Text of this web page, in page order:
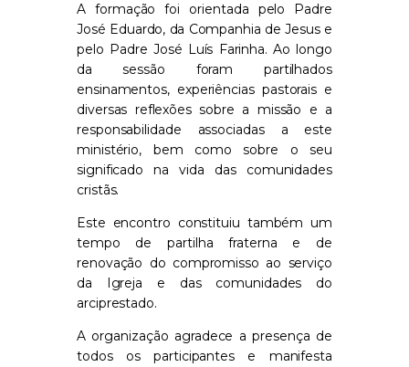
A formação foi orientada pelo Padre
José Eduardo, da Companhia de Jesus e
pelo Padre José Luís Farinha. Ao longo
da sessão foram partilhados
ensinamentos, experiências pastorais e
diversas reflexões sobre a missão e a
responsabilidade associadas a este
ministério, bem como sobre o seu
significado na vida das comunidades
cristãs.
Este encontro constituiu também um
tempo de partilha fraterna e de
renovação do compromisso ao serviço
da Igreja e das comunidades do
arciprestado.
A organização agradece a presença de
todos os participantes e manifesta